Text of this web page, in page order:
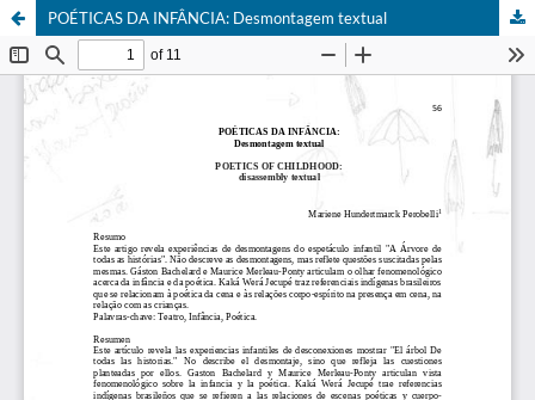
POÉTICAS DA INFÂNCIA: Desmontagem textual